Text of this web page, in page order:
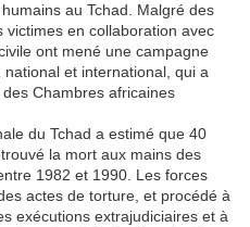
au Tchad. Malgré des
victimes en collaboration avec
ont mené une campagne
et international, qui a
Chambres africaines
du Tchad a estimé que 40
la mort aux mains des
1982 et 1990. Les forces
actes de torture, et procédé à
exécutions extrajudiciaires et à